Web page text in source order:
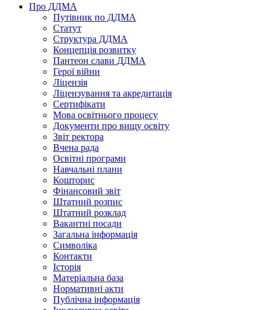
Про ДДМА
Путівник по ДДМА
Статут
Структура ДДМА
Концепція розвитку
Пантеон слави ДДМА
Герої війни
Ліцензія
Ліцензування та акредитація
Сертифікати
Мова освітнього процесу
Документи про вищу освіту
Звіт ректора
Вчена рада
Освітні програми
Навчальні плани
Кошторис
Фінансовий звіт
Штатний розпис
Штатний розклад
Вакантні посади
Загальна інформація
Символіка
Контакти
Історія
Матеріальна база
Нормативні акти
Публічна інформація